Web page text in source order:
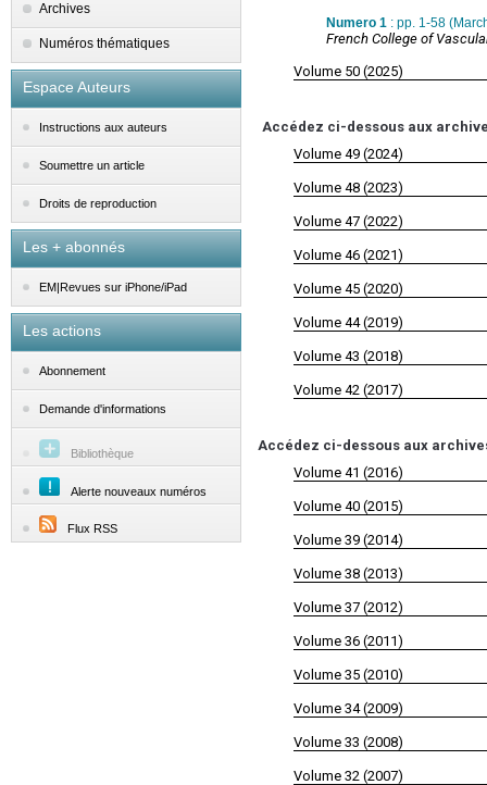
Archives
Numéros thématiques
Espace Auteurs
Instructions aux auteurs
Soumettre un article
Droits de reproduction
Les + abonnés
EM|Revues sur iPhone/iPad
Les actions
Abonnement
Demande d'informations
Bibliothèque
Alerte nouveaux numéros
Flux RSS
Numero 1 : pp. 1-58
French College of
Volume 50 (2025)
Accédez ci-dessous aux
Volume 49 (2024)
Volume 48 (2023)
Volume 47 (2022)
Volume 46 (2021)
Volume 45 (2020)
Volume 44 (2019)
Volume 43 (2018)
Volume 42 (2017)
Accédez ci-dessous aux
Volume 41 (2016)
Volume 40 (2015)
Volume 39 (2014)
Volume 38 (2013)
Volume 37 (2012)
Volume 36 (2011)
Volume 35 (2010)
Volume 34 (2009)
Volume 33 (2008)
Volume 32 (2007)